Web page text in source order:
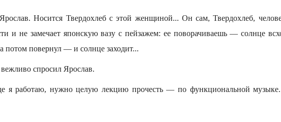
Носится Твердохлеб с этой женщиной... Он сам, Твердохлеб,
и не замечает японскую вазу с пейзажем: ее поворачиваешь — солнце
а потом повернул — и солнце заходит...
спросил Ярослав.
я работаю, нужно целую лекцию прочесть — по функциональной